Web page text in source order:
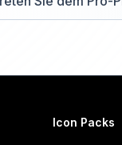
Icon Packs